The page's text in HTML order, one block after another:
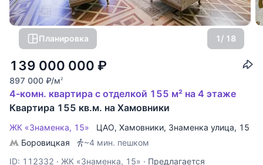
Планировка 1/ 18
139 000 000 ₽
897 000 ₽/м2
4-комн. квартира с отделкой 155 м² на 4 этаже
Квартира 155 кв.м. на Хамовники
ЖК «Знаменка, 15» ЦАО, Хамовники, Знаменка улица, 15
Боровицкая
~4 мин. пешком
ID: 112332 · ЖК «Знаменка, 15» · Предлагается